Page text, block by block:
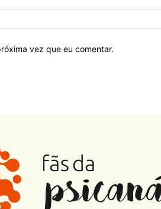
vez que eu comentar.